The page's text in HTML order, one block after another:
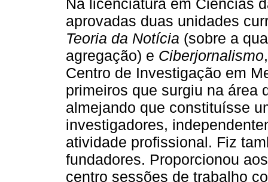
Na licenciatura em Ciências
aprovadas duas unidades
Teoria da Notícia (sobre a
agregação) e Ciberjornalismo
Centro de Investigação em
primeiros que surgiu na área
almejando que constituísse
investigadores,
atividade profissional. Fiz
fundadores. Proporcionou
centro sessões de trabalho